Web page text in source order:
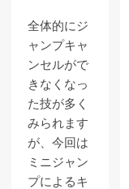
全体的にジ
ャンプキャ
ンセルがで
きなくなっ
た技が多く
みられます
が、今回は
ミニジャン
プによるキ